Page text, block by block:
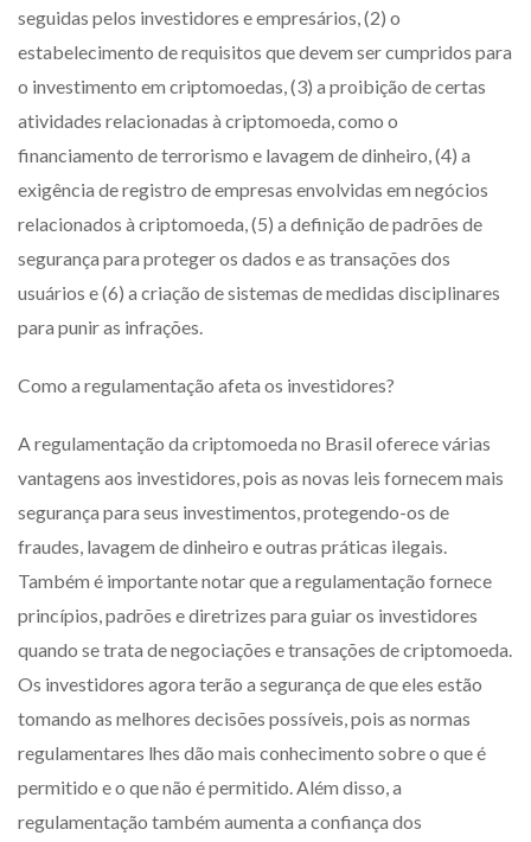
seguidas pelos investidores e empresários, (2) o
estabelecimento de requisitos que devem ser cumpridos para
o investimento em criptomoedas, (3) a proibição de certas
atividades relacionadas à criptomoeda, como o
financiamento de terrorismo e lavagem de dinheiro, (4) a
exigência de registro de empresas envolvidas em negócios
relacionados à criptomoeda, (5) a definição de padrões de
segurança para proteger os dados e as transações dos
usuários e (6) a criação de sistemas de medidas disciplinares
para punir as infrações.
Como a regulamentação afeta os investidores?
A regulamentação da criptomoeda no Brasil oferece várias
vantagens aos investidores, pois as novas leis fornecem mais
segurança para seus investimentos, protegendo-os de
fraudes, lavagem de dinheiro e outras práticas ilegais.
Também é importante notar que a regulamentação fornece
princípios, padrões e diretrizes para guiar os investidores
quando se trata de negociações e transações de criptomoeda.
Os investidores agora terão a segurança de que eles estão
tomando as melhores decisões possíveis, pois as normas
regulamentares lhes dão mais conhecimento sobre o que é
permitido e o que não é permitido. Além disso, a
regulamentação também aumenta a confiança dos